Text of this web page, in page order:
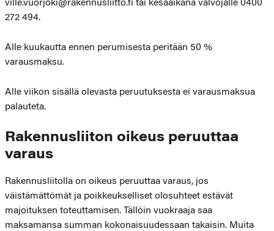
ville.vuorjoki@rakennusliitto.fi tai kesäaikana valvojalle 0400
272 494.
Alle kuukautta ennen perumisesta peritään 50 %
varausmaksu.
Alle viikon sisällä olevasta peruutuksesta ei varausmaksua
palauteta.
Rakennusliiton oikeus peruuttaa
varaus
Rakennusliitolla on oikeus peruuttaa varaus, jos
väistämättömät ja poikkeukselliset olosuhteet estävät
majoituksen toteuttamisen. Tällöin vuokraaja saa
maksamansa summan kokonaisuudessaan takaisin. Muita